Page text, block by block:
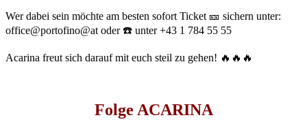
Wer dabei sein möchte am besten sofort Ticket 🎫 sichern unter:
office@portofino@at oder ☎️ unter +43 1 784 55 55
Acarina freut sich darauf mit euch steil zu gehen! 🔥🔥🔥
Folge ACARINA